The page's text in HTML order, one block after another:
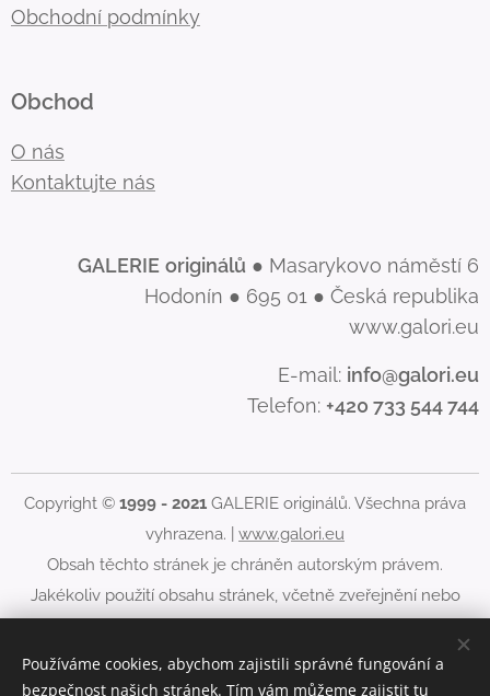
Obchodní podmínky
Obchod
O nás
Kontaktujte nás
GALERIE originálů ● Masarykovo náměstí 6
Hodonín ● 695 01 ● Česká republika
www.galori.eu
E-mail: info@galori.eu
Telefon: +420 733 544 744
Copyright © 1999 - 2021 GALERIE originálů. Všechna práva
vyhrazena. | www.galori.eu
Obsah těchto stránek je chráněn autorským právem.
Jakékoliv použití obsahu stránek, včetně zveřejnění nebo
GALERIE originálů zakázáno.
Používáme cookies, abychom zajistili správné fungování a
bezpečnost našich stránek. Tím vám můžeme zajistit tu